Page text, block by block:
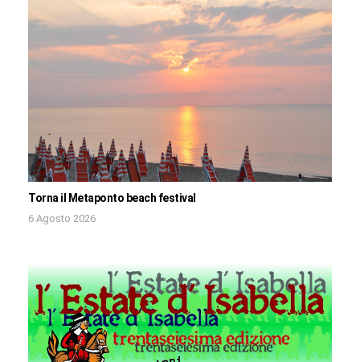
Torna il Metaponto beach festival
6 Agosto 2026